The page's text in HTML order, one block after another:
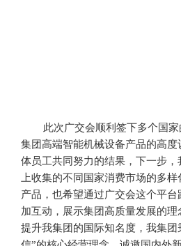
此次广交会顺利签下多个国
集团高端智能机械设备产品的高
体员工共同努力的结果，下一步
上收集的不同国家消费市场的多
产品，也希望通过广交会这个平
加互动，展示集团高质量发展的理
提升我集团的国际知名度，我集团